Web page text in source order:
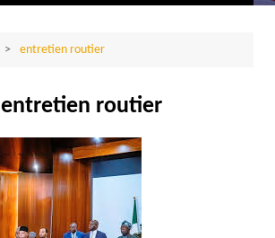
entretien routier
entretien routier